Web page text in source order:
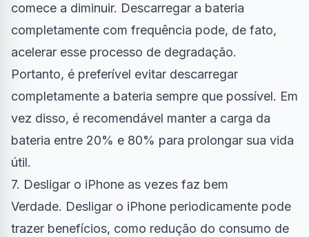
comece a diminuir. Descarregar a bateria
completamente com frequência pode, de fato,
acelerar esse processo de degradação.
Portanto, é preferível evitar descarregar
completamente a bateria sempre que possível. Em
vez disso, é recomendável manter a carga da
bateria entre 20% e 80% para prolongar sua vida
útil.
7. Desligar o iPhone as vezes faz bem
Verdade. Desligar o iPhone periodicamente pode
trazer benefícios, como redução do consumo de